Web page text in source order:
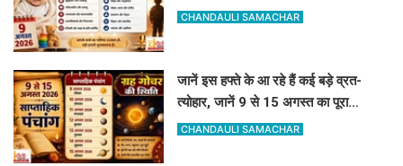
करियर और स्वभाव
CHANDAULI SAMACHAR
जानें इस हफ्ते के आ रहे हैं कई बड़े व्रत-
त्योहार, जानें 9 से 15 अगस्त का पूरा
साप्ताहिक पंचांग
CHANDAULI SAMACHAR